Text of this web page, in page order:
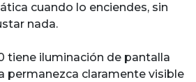
cuando lo enciendes, sin
nada.
tiene iluminación de pantalla
permanezca claramente visible